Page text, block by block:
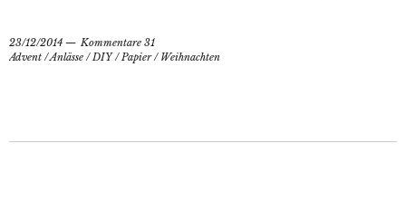
23/12/2014
Kommentare 31
Advent /Anlässe / DIY/ Papier/ Weihnachten